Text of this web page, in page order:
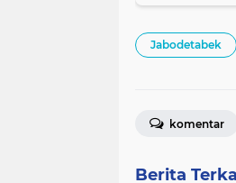
Jabodetabek
komentar
Berita